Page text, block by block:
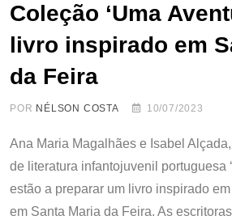
Coleção ‘Uma
livro inspirado em
da Feira
POR NÉLSON COSTA 10/07/2023
Ana Maria Magalhães e Isabel
de literatura infantojuvenil portuguesa
estão a preparar um livro inspirado
em Santa Maria da Feira. As